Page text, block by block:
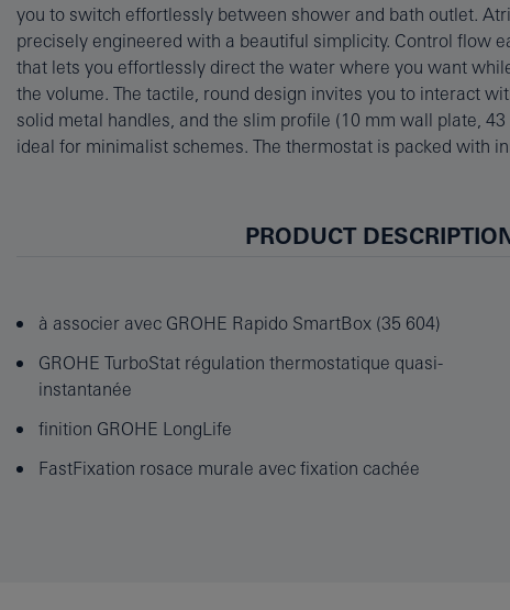
you to switch effortlessly between shower and bath outlet.
precisely engineered with a beautiful simplicity. Control flow
that lets you effortlessly direct the water where you want
the volume. The tactile, round design invites you to interact
solid metal handles, and the slim profile (10 mm wall plate,
ideal for minimalist schemes. The thermostat is packed with
38°C so scalding is a thing of the past. Great for homes with
limiter is set at 38° C so scalding is a thing of the past. And an
you add a further limit of 43° C or 46° C for an extra level of
icon of elegance and precision. This trim set is designed to
Rapido SmartBox (35600/35604), sold separately. And
PRODUCT
à associer avec GROHE Rapido SmartBox (35 604)
GROHE TurboStat régulation thermostatique quasi-
instantanée
finition GROHE LongLife
FastFixation rosace murale avec fixation cachée